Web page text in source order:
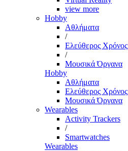
view more
Hobby
Αθλήματα
/
Ελεύθερος Χρόνος
/
Μουσικά Όργανα
Hobby
Αθλήματα
Ελεύθερος Χρόνος
Μουσικά Όργανα
Wearables
Activity Trackers
/
Smartwatches
Wearables